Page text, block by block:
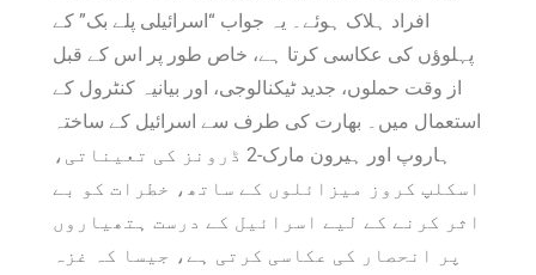
افراد ہلاک ہوئے۔ یہ جواب “اسرائیلی پلے بک” کے
پہلوؤں کی عکاسی کرتا ہے، خاص طور پر اس کے قبل
از وقت حملوں، جدید ٹیکنالوجی، اور بیانیہ کنٹرول کے
استعمال میں۔ بھارت کی طرف سے اسرائیل کے ساختہ
ہاروپ اور ہیرون مارک-2 ڈرونز کی تعیناتی،
اسکلپ کروز میزائلوں کے ساتھ، خطرات کو بے
اثر کرنے کے لیے اسرائیل کے درست ہتھیاروں
پر انحصار کی عکاسی کرتی ہے، جیسا کہ غزہ